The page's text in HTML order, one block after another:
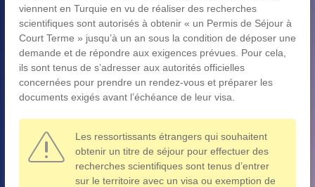
viennent en Turquie en vu de réaliser des recherches
scientifiques sont autorisés à obtenir « un Permis de Séjour à
Court Terme » jusqu’à un an sous la condition de déposer une
demande et de répondre aux exigences prévues. Pour cela,
ils sont tenus de s’adresser aux autorités officielles
concernées pour prendre un rendez-vous et préparer les
documents exigés avant l’échéance de leur visa.
Les ressortissants étrangers qui souhaitent
obtenir un titre de séjour pour effectuer des
recherches scientifiques sont tenus d’entrer
sur le territoire avec un visa ou exemption de